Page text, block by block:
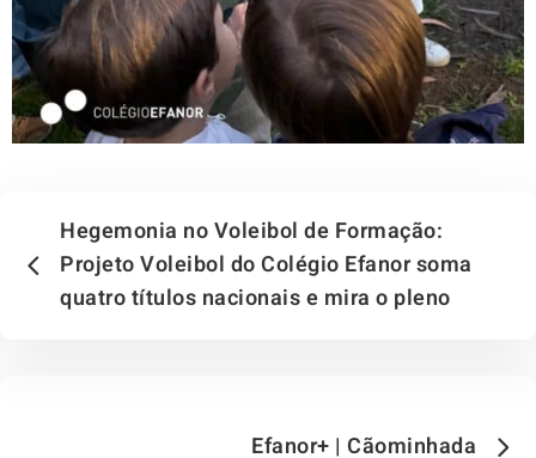
Hegemonia no Voleibol de Formação:
Projeto Voleibol do Colégio Efanor soma
quatro títulos nacionais e mira o pleno
Efanor+ | Cãominhada